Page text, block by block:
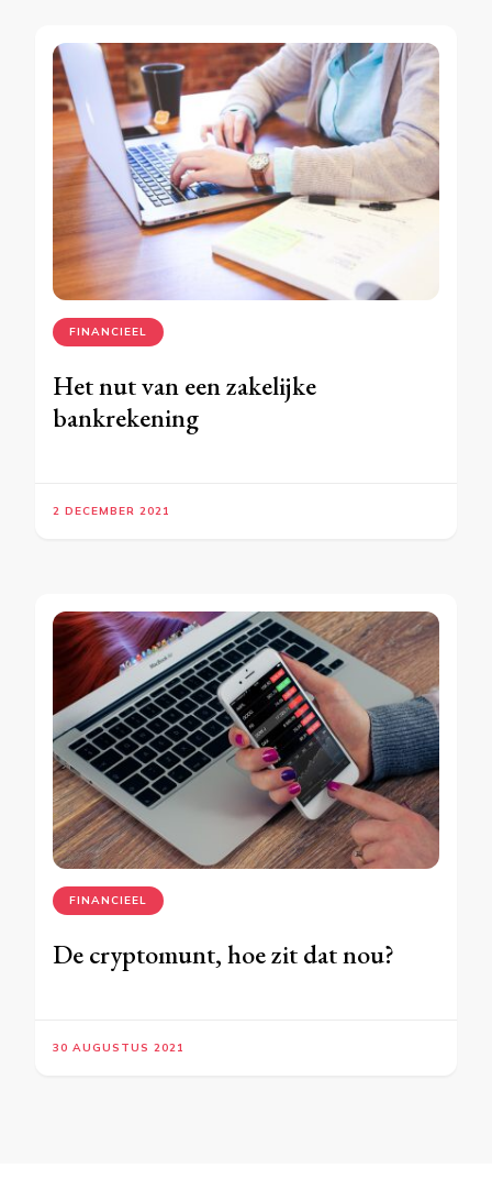
FINANCIEEL
Het nut van een zakelijke
bankrekening
2 DECEMBER 2021
FINANCIEEL
De cryptomunt, hoe zit dat nou?
30 AUGUSTUS 2021